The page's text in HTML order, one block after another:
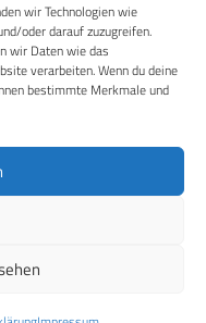
wir Technologien wie
oder darauf zuzugreifen.
wir Daten wie das
verarbeiten. Wenn du deine
bestimmte Merkmale und